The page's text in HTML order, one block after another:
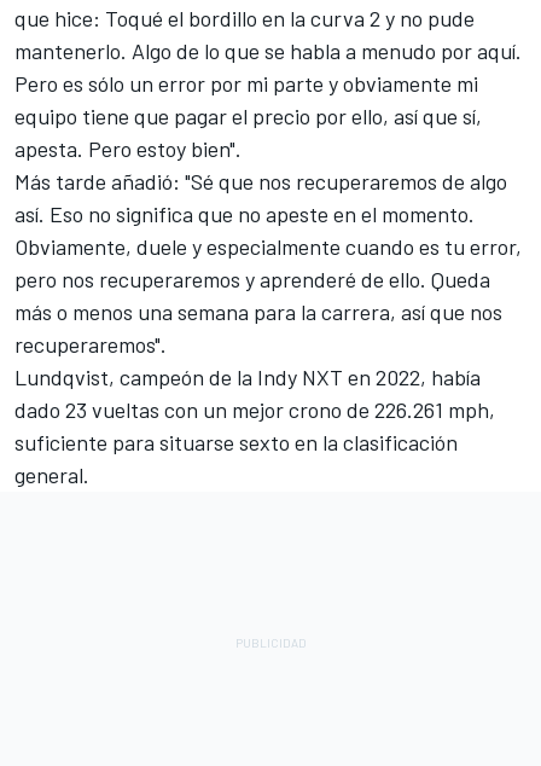
que hice: Toqué el bordillo en la curva 2 y no pude
mantenerlo. Algo de lo que se habla a menudo por aquí.
Pero es sólo un error por mi parte y obviamente mi
equipo tiene que pagar el precio por ello, así que sí,
apesta. Pero estoy bien".
Más tarde añadió: "Sé que nos recuperaremos de algo
así. Eso no significa que no apeste en el momento.
Obviamente, duele y especialmente cuando es tu error,
pero nos recuperaremos y aprenderé de ello. Queda
más o menos una semana para la carrera, así que nos
recuperaremos".
Lundqvist, campeón de la Indy NXT en 2022, había
dado 23 vueltas con un mejor crono de 226.261 mph,
suficiente para situarse sexto en la clasificación
general.